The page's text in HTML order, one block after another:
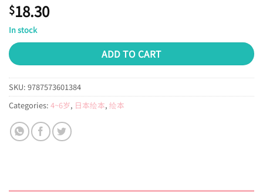
$18.30
In stock
ADD TO CART
SKU: 9787573601384
Categories: 4~6岁, 日本绘本, 绘本